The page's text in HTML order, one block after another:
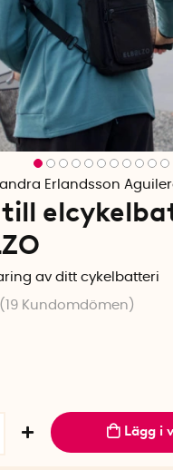
Erlandsson
till
av ditt cykelbatteri
(19 Kundomdömen )
Lägg i